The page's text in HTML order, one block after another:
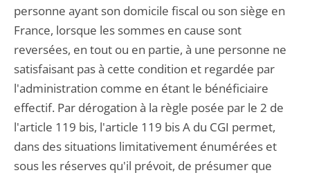
personne ayant son domicile fiscal ou son siège en
France, lorsque les sommes en cause sont
reversées, en tout ou en partie, à une personne ne
satisfaisant pas à cette condition et regardée par
l'administration comme en étant le bénéficiaire
effectif. Par dérogation à la règle posée par le 2 de
l'article 119 bis, l'article 119 bis A du CGI permet,
dans des situations limitativement énumérées et
sous les réserves qu'il prévoit, de présumer que